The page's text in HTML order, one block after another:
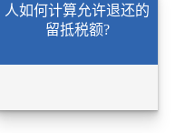
人如何计算允许退还的
留抵税额?